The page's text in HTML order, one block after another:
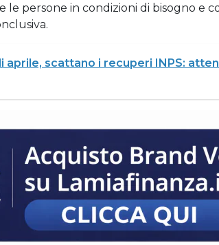
le persone in condizioni di bisogno e
aprile, scattano i recuperi INPS: